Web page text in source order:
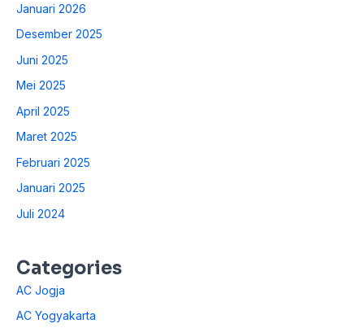
Januari 2026
Desember 2025
Juni 2025
Mei 2025
April 2025
Maret 2025
Februari 2025
Januari 2025
Juli 2024
Categories
AC Jogja
AC Yogyakarta